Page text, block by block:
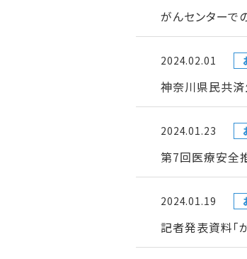
がんセンターで
2024.02.01
神奈川県民共済
2024.01.23
第7回医療安全
2024.01.19
記者発表資料「